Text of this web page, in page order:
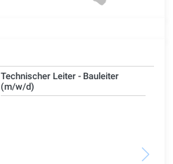
Technischer Leiter - Bauleiter
(m/w/d)